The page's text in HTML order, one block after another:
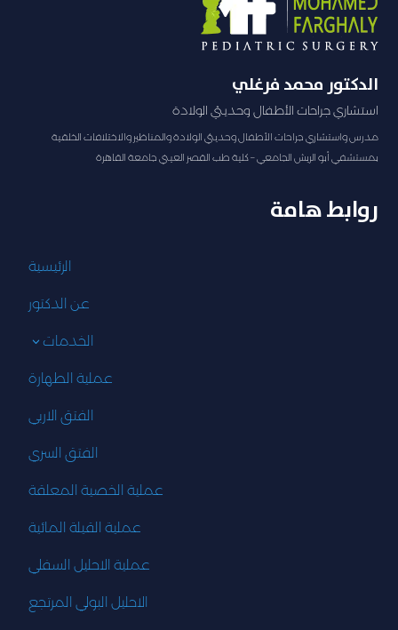
روابط هامة
الرئيسية
عن الدكتور
الخدمات3
عملية الطهارة
الفتق الاربي
الفتق السري
عملية الخصية المعلقة
عملية القيلة المائية
عملية الاحليل السفلي
الاحليل البولي المرتجع
الدكتور محمد فرغلي
استشاري جراحات الأطفال وحديثي الولادة
مدرس واستشاري جراحات الأطفال وحديثي الولادة والمناظير والاختلافات الخلقية
بمستشفي أبو الريش الجامعي – كلية طب القصر العيني جامعة القاهرة